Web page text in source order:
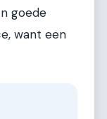
goede
want een